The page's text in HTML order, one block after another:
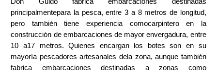
principalmentepara la pesca, entre 3 a 8 metros de longitud,
pero también tiene experiencia comocarpintero en la
construcción de embarcaciones de mayor envergadura, entre
10 a17 metros. Quienes encargan los botes son en su
mayoría pescadores artesanales dela zona, aunque también
fabrica embarcaciones destinadas a zonas como